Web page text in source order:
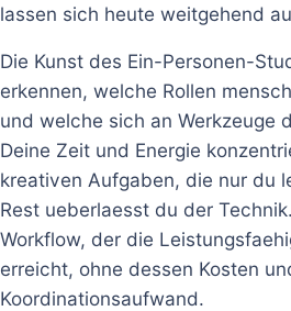
lassen sich heute weitgehend
Die Kunst des Ein-Personen-
erkennen, welche Rollen
und welche sich an Werkzeuge
Deine Zeit und Energie
kreativen Aufgaben, die nur du
Rest ueberlaesst du der
Workflow, der die
erreicht, ohne dessen Kosten
Koordinationsaufwand.